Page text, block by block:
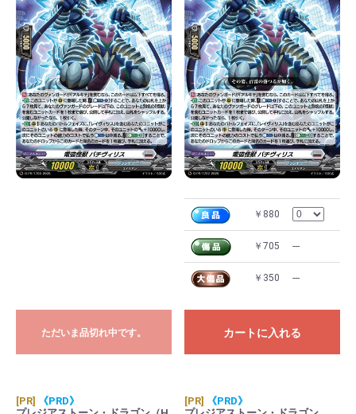
ただいま品切れ中です。
￥880
￥705 ---
￥350 ---
カートに入れる
[PR]
《PRD》
[PR]
《PRD》